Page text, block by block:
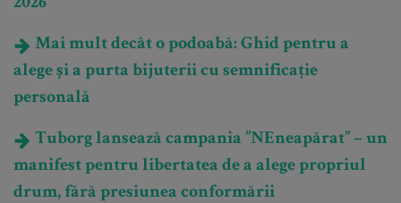
2026
Mai mult decât o podoabă: Ghid pentru a
alege și a purta bijuterii cu semnificație
personală
Tuborg lansează campania ”NEneapărat” – un
manifest pentru libertatea de a alege propriul
drum, fără presiunea conformării